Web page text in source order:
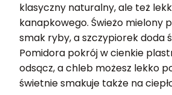
klasyczny naturalny, ale też
kanapkowego. Świeżo mielony
smak ryby, a szczypiorek doda
Pomidora pokrój w cienkie
odsącz, a chleb możesz lekko
świetnie smakuje także na